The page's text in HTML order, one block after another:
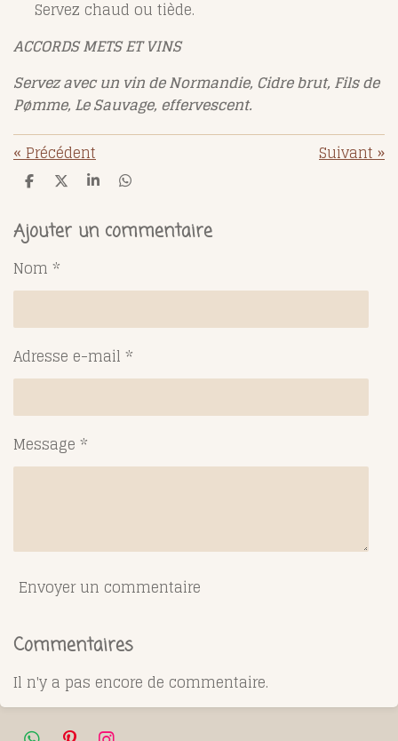
Servez chaud ou tiède.
ACCORDS METS ET VINS
Servez avec un vin de Normandie, Cidre brut, Fils de
Pømme, Le Sauvage, effervescent.
«Précédent Suivant»
P
t
a
e
r
P
t
a
r
P
t
a
r
P
t
a
r
Ajouter un commentaire
Nom *
Adresse e-mail *
Message *
Envoyer un commentaire
Commentaires
Il n'y a pas encore de commentaire.